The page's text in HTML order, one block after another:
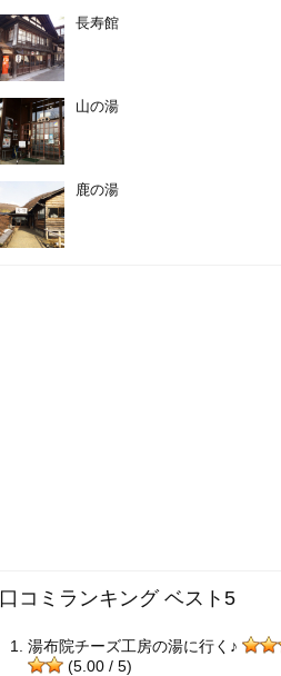
長寿館
山の湯
鹿の湯
口コミランキング ベスト5
湯布院チーズ工房の湯に行く♪
(5.00 / 5)